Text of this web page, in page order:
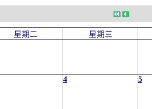
星期二 星期三
4 5